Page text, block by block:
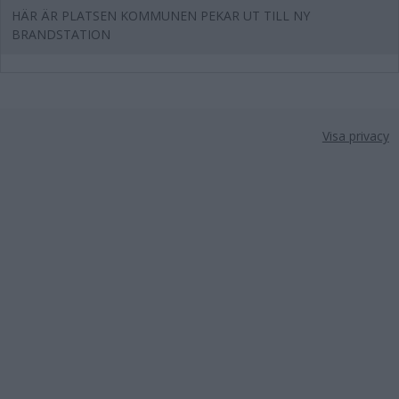
HÄR ÄR PLATSEN KOMMUNEN PEKAR UT TILL NY
BRANDSTATION
Visa privacy